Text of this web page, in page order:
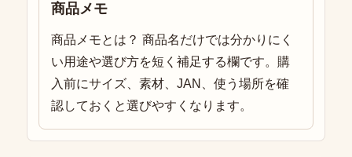
商品メモ
商品メモとは？ 商品名だけでは分かりにく
い用途や選び方を短く補足する欄です。購
入前にサイズ、素材、JAN、使う場所を確
認しておくと選びやすくなります。